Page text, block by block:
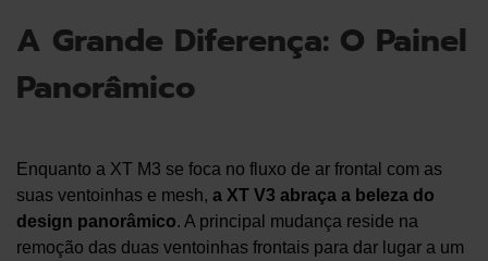
A Grande Diferença: O Painel
Panorâmico
Enquanto a XT M3 se foca no fluxo de ar frontal com as
suas ventoinhas e mesh, a XT V3 abraça a beleza do
design panorâmico. A principal mudança reside na
remoção das duas ventoinhas frontais para dar lugar a um